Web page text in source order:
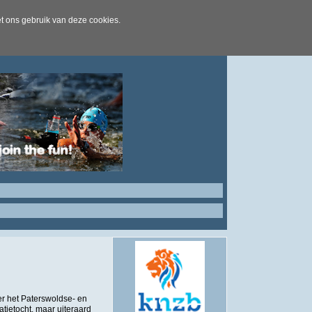
ons gebruik van deze cookies.
het Paterswoldse- en
maar uiteraard